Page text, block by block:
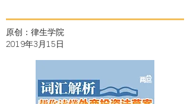
原创：律生学院
2019年3月15日